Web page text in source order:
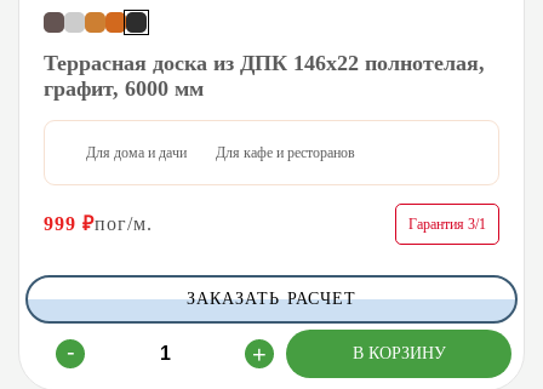
Террасная доска из ДПК 146х22 полнотелая,
графит, 6000 мм
Для дома и дачи Для кафе и ресторанов
999 ₽пог/м. Гарантия 3/1
ЗАКАЗАТЬ РАСЧЕТ